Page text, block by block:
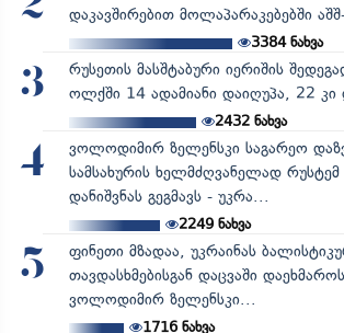
დაკავშირებით მოლაპარაკებებში
3384ნახვა
3
რუსეთის მასშტაბური იერიშის
ოლქში 14 ადამიანი დაიღუპა, 22 კი
2432ნახვა
4
ვოლოდიმირ ზელენსკი საგარეო
სამსახურის ხელმძღვანელად რუსტემ
დანიშვნას გეგმავს - უკრა...
2249ნახვა
5
ფინეთი მზადაა, უკრაინას
თავდასხმებისგან დაცვაში
ვოლოდიმირ ზელენსკი...
1716ნახვა